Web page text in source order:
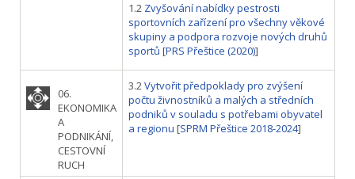
1.2 Zvyšování nabídky pestrosti
sportovních zařízení pro všechny věkové
skupiny a podpora rozvoje nových druhů
sportů [PRS Přeštice (2020)]
06.
EKONOMIKA
A
PODNIKÁNÍ,
CESTOVNÍ
RUCH
3.2Vytvořit předpoklady pro zvýšení
počtu živnostníků a malých a středních
podniků v souladu s potřebami obyvatel
a regionu [SPRM Přeštice 2018-2024]